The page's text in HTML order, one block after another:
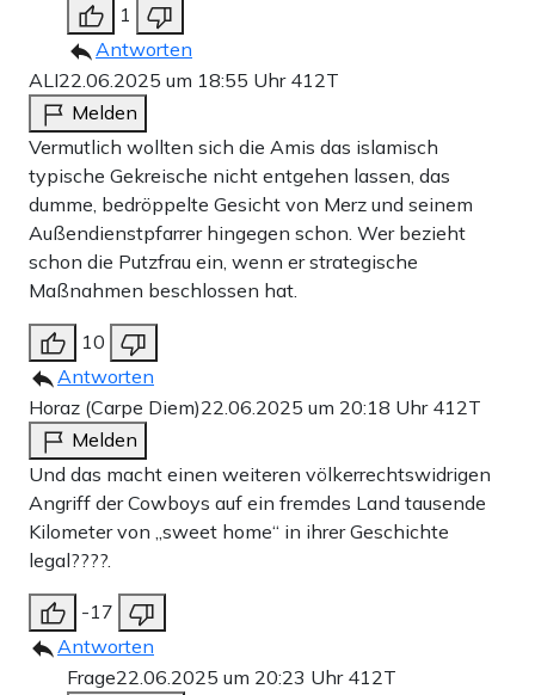
1
Antworten
ALI22.06.2025 um 18:55 Uhr 412T
Melden
Vermutlich wollten sich die Amis das islamisch
typische Gekreische nicht entgehen lassen, das
dumme, bedröppelte Gesicht von Merz und seinem
Außendienstpfarrer hingegen schon. Wer bezieht
schon die Putzfrau ein, wenn er strategische
Maßnahmen beschlossen hat.
10
Antworten
Horaz (Carpe Diem)22.06.2025 um 20:18 Uhr 412T
Melden
Und das macht einen weiteren völkerrechtswidrigen
Angriff der Cowboys auf ein fremdes Land tausende
Kilometer von „sweet home“ in ihrer Geschichte
legal????.
-17
Antworten
Frage22.06.2025 um 20:23 Uhr 412T